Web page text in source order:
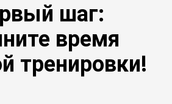
шаг:
время
тренировки!